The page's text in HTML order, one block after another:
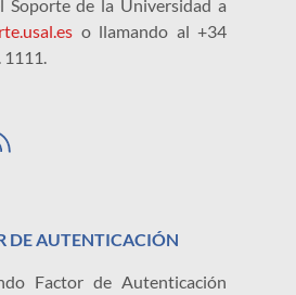
Soporte de la Universidad a
o llamando al +34
DE AUTENTICACIÓN
Factor de Autenticación